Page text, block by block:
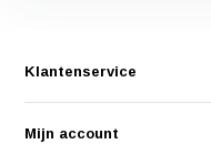
Klantenservice
Mijn account